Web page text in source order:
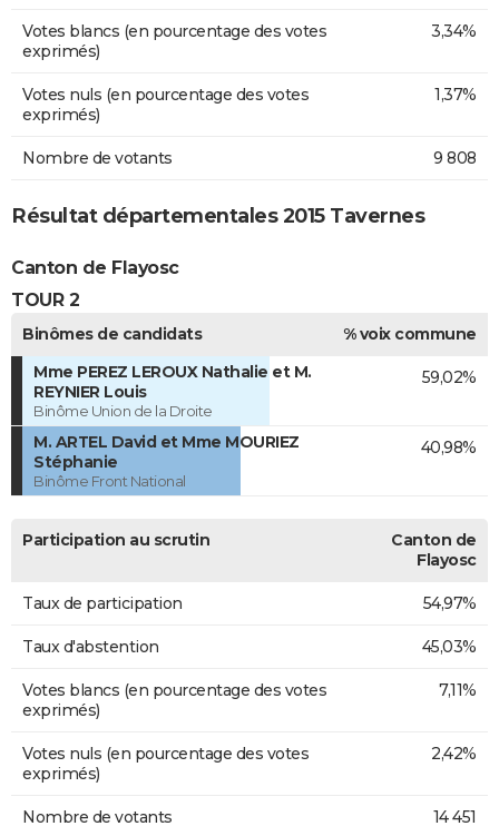
Votes blancs (en pourcentage des votes
exprimés)
3,34%
Votes nuls (en pourcentage des votes
exprimés)
1,37%
Nombre de votants 9 808
Résultat départementales 2015 Tavernes
Canton de Flayosc
TOUR 2
Binômes de candidats
% voix commune
Mme PEREZ LEROUX Nathalie et M.
REYNIER Louis
Binôme Union de la Droite
59,02%
M. ARTEL David et Mme MOURIEZ
Stéphanie
Binôme Front National
40,98%
Participation au scrutin
Canton de
Flayosc
Taux de participation 54,97%
Taux d'abstention 45,03%
Votes blancs (en pourcentage des votes
exprimés)
7,11%
Votes nuls (en pourcentage des votes
exprimés)
2,42%
Nombre de votants 14 451